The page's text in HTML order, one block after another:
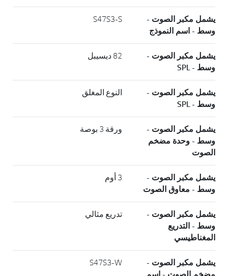
يشمل مكبر الصوت -
وسط - اسم النموذج
S47S3-S
يشمل مكبر الصوت -
وسط - SPL
82 ديسيبل
يشمل مكبر الصوت -
وسط - SPL
النوع المغلق
يشمل مكبر الصوت -
وسط - وحدة مضخم
الصوت
ورقة 3 بوصة
يشمل مكبر الصوت -
وسط - معاوق الصوت
3 أوم
يشمل مكبر الصوت -
وسط - التدريع
المغناطيسي
تدريع مثالي
يشمل مكبر الصوت -
S47S3-W